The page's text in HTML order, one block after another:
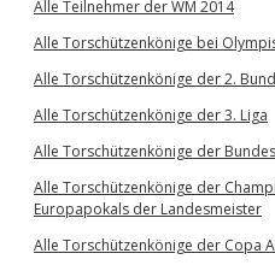
Alle Teilnehmer der WM 2014
Alle Torschützenkönige bei
Alle Torschützenkönige der 2.
Alle Torschützenkönige der 3. Liga
Alle Torschützenkönige der
Alle Torschützenkönige der
Europapokals der Landesmeister
Alle Torschützenkönige der Copa